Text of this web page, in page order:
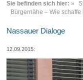
Sie befinden sich hier: »
Bürgernähe – Wie schaffe
Nassauer Dialoge
12.09.2015: